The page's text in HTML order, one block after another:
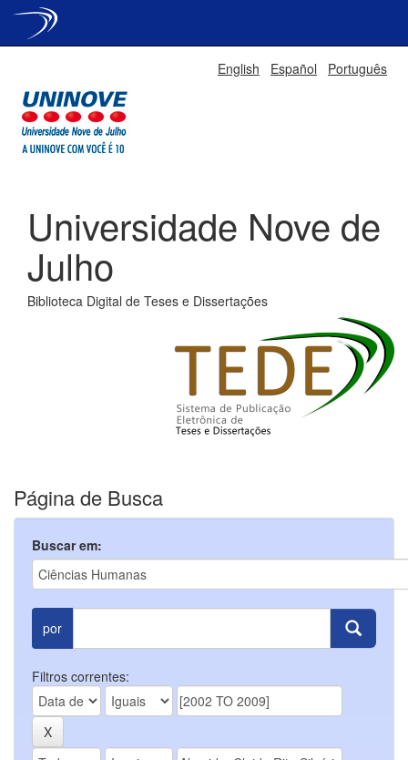
English Español Português
Universidade Nove de
Julho
Biblioteca Digital de Teses e Dissertações
Página de Busca
Buscar em:
por
Filtros correntes: